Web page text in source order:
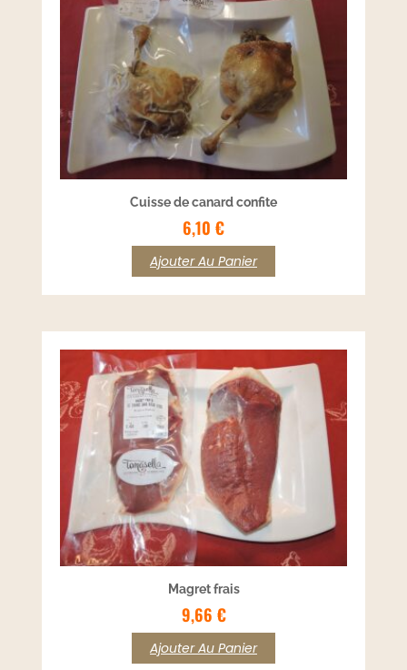
Cuisse de canard confite
6,10 €
Ajouter Au Panier
Magret frais
9,66 €
Ajouter Au Panier